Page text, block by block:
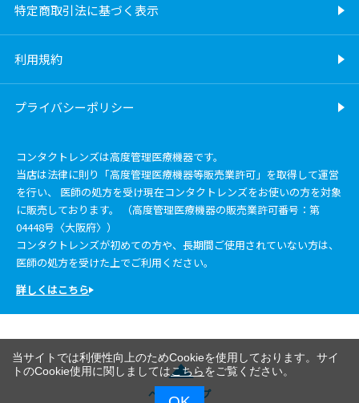
特定商取引法に基づく表示
利用規約
プライバシーポリシー
コンタクトレンズは高度管理医療機器です。
当店は法律に則り「高度管理医療機器等販売業許可」を取得して運営
を行い、 医師の処方を受け現在コンタクトレンズをお使いの方を対象
に販売しております。 （高度管理医療機器の販売業許可番号：第
04448号〈大阪府〉）
コンタクトレンズが初めての方や、長期間ご使用されていない方は、
医師の処方を受けた上でご利用ください。
詳しくはこちら
ページトップ
当サイトでは利便性向上のためCookieを使用しております。サイ
トのCookie使用に関しましてはこちらをご覧ください。